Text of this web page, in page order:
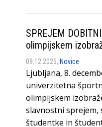
SPREJEM
olimpijskem
09.12.2025, Novice
Ljubljana, 8.
univerzitetna
olimpijskem
slavnostni sprejem,
študentke in